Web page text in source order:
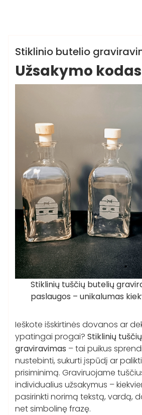
Butelių graviravimo paslauga
Stiklinio butelio
Užsakymo
Stiklinių tuščių butelių
paslaugos – unikalumas
Ieškote išskirtinės dovanos ar
ypatingai progai? Stiklinių
graviravimas – tai puikus
nustebinti, sukurti įspūdį ar
prisiminimą. Graviruojame
individualius užsakymus –
pasirinkti norimą tekstą, vardą,
net simbolinę frazę.